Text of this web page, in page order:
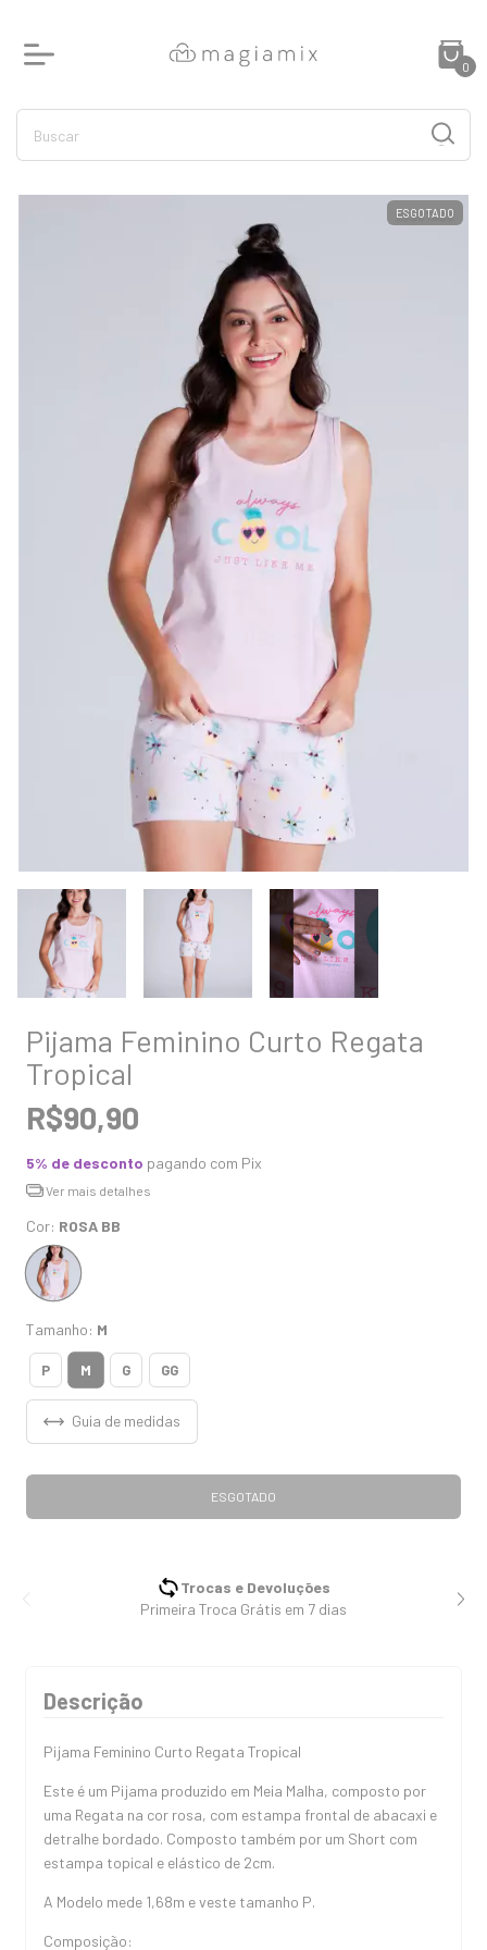
0
ESGOTADO
Pijama Feminino Curto Regata
Tropical
R$90,90
5% de desconto pagando com Pix
Ver mais detalhes
Cor: ROSA BB
Tamanho: M
P M G GG
Guia de medidas
Trocas e Devoluções
Primeira Troca Grátis em 7 dias
Descrição
Pijama Feminino Curto Regata Tropical
Este é um Pijama produzido em Meia Malha, composto por
uma Regata na cor rosa, com estampa frontal de abacaxi e
detralhe bordado. Composto também por um Short com
estampa topical e elástico de 2cm.
A Modelo mede 1,68m e veste tamanho P.
Composição: